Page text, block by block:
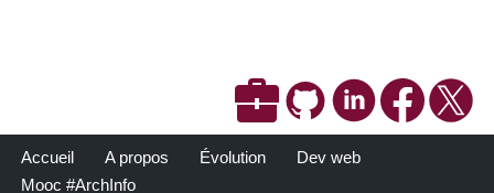
Accueil A propos Évolution
Dev web
Mooc #ArchInfo